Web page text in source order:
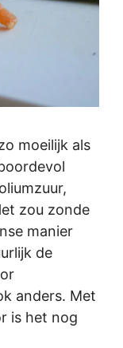
moeilijk als
zou zonde
manier
de
anders. Met
is het nog